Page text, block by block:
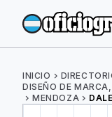
INICIO chevron_right
DISEÑO DE
chevron_right MENDOZA chevron_right